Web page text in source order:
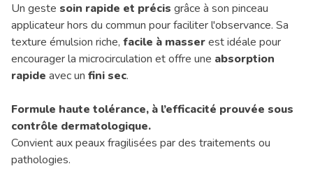
Un geste soin rapide et précis grâce à son pinceau
applicateur hors du commun pour faciliter l'observance. Sa
texture émulsion riche, facile à masserest idéale pour
encourager la microcirculation et offre une absorption
rapide avec un fini sec.
Formule haute tolérance, à l’efficacité prouvée sous
contrôle dermatologique.
Convient aux peaux fragilisées par des traitements ou
pathologies.